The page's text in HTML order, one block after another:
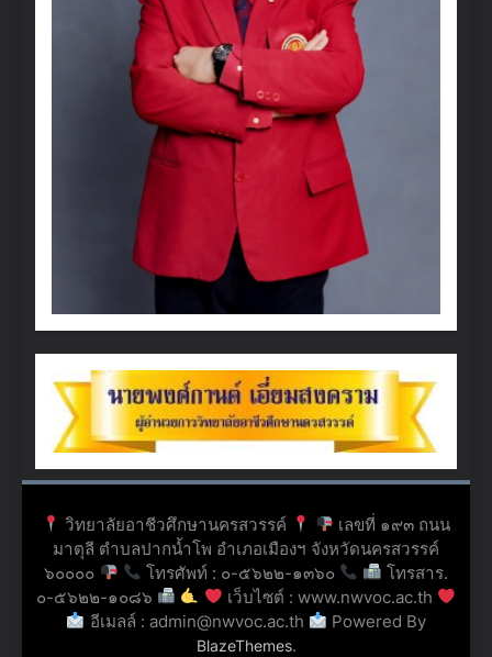
วิทยาลัยอาชีวศึกษานครสวรรค์
เลขที่ ๑๙๓ ถนน
มาตุลี ตำบลปากน้ำโพ อำเภอเมืองฯ จังหวัดนครสวรรค์
๖๐๐๐๐
โทรศัพท์ : ๐-๕๖๒๒-๑๓๖๐
โทรสาร.
๐-๕๖๒๒-๑๐๘๖
เว็บไซต์ : www.nwvoc.ac.th
อีเมลล์ : admin@nwvoc.ac.th
Powered By
BlazeThemes.